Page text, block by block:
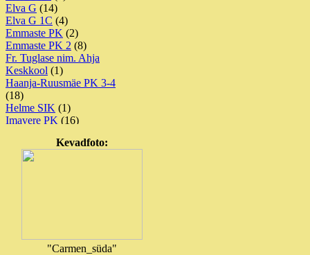
Elva G (14)
Elva G 1C (4)
Emmaste PK (2)
Emmaste PK 2 (8)
Fr. Tuglase nim. Ahja
Keskkool (1)
Haanja-Ruusmäe PK 3-4
(18)
Helme SIK (1)
Imavere PK (16)
Kadrina Keskkool(10)
Kadrina Keskkool 2
Koeru Keskkool(11)
Kevadfoto:
"Carmen_süda"